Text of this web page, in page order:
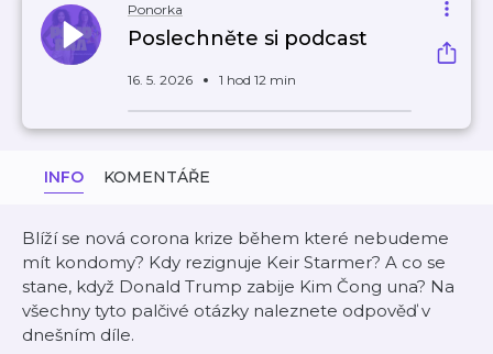
Ponorka
Poslechněte si podcast
16. 5. 2026 1 hod 12 min
INFO KOMENTÁŘE
Blíží se nová corona krize během které nebudeme
mít kondomy? Kdy rezignuje Keir Starmer? A co se
stane, když Donald Trump zabije Kim Čong una? Na
všechny tyto palčivé otázky naleznete odpověď v
dnešním díle.